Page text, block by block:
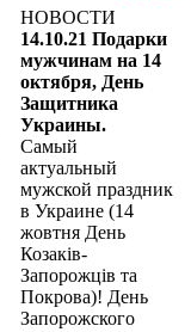
НОВОСТИ
14.10.21 Подарки
мужчинам на 14
октября, День
Защитника
Украины.
Самый
актуальный
мужской праздник
в Украине (14
жовтня День
Козаків-
Запорожців та
Покрова)! День
Запорожского